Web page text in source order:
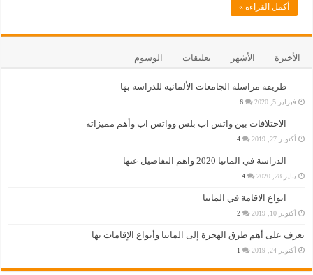
أكمل القراءة »
الأخيرة الأشهر تعليقات الوسوم
طريقة مراسلة الجامعات الألمانية للدراسة بها
فبراير 5, 2020 6
الاختلافات بين واتس اب بلس وواتس اب وأهم مميزاته
أكتوبر 27, 2019 4
الدراسة في المانيا 2020 واهم التفاصيل عنها
يناير 28, 2020 4
انواع الاقامة في المانيا
أكتوبر 10, 2019 2
تعرف على أهم طرق الهجرة إلى المانيا وأنواع الإقامات بها
أكتوبر 24, 2019 1